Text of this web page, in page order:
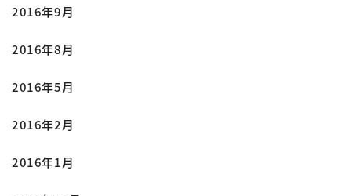
2016年9月
2016年8月
2016年5月
2016年2月
2016年1月